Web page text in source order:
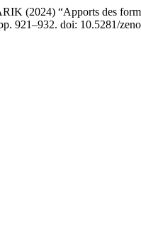
“Apports des
921–932. doi: 10.5281/